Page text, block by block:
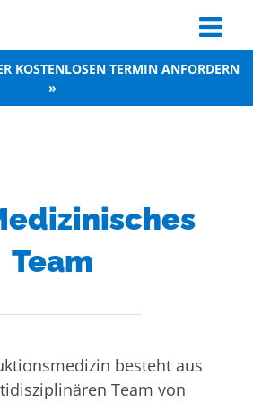
KOSTENLOSEN TERMIN ANFORDERN
»
Team
besteht aus
Team von